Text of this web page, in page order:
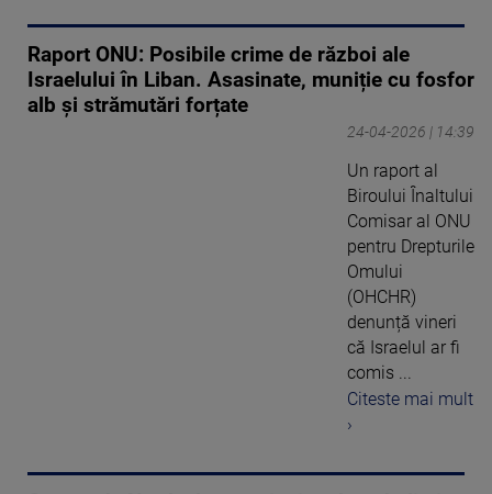
Raport ONU: Posibile crime de război ale
Israelului în Liban. Asasinate, muniție cu fosfor
alb și strămutări forțate
24-04-2026 | 14:39
Un raport al
Biroului Înaltului
Comisar al ONU
pentru Drepturile
Omului
(OHCHR)
denunță vineri
că Israelul ar fi
comis ...
Citeste mai mult
›